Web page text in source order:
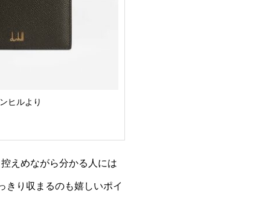
ヒルより
えめながら分かる人には
きり収まるのも嬉しいポイ